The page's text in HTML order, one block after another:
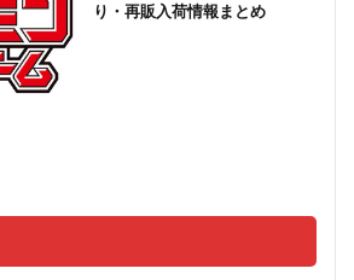
り・再販入荷情報まとめ